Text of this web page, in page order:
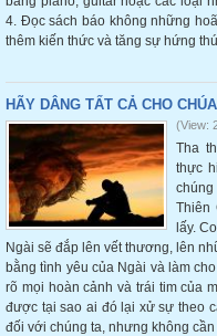
4. Đọc sách báo không những
thêm kiến thức và tăng sự hứng
HÃY DÂNG TẤT CẢ CHO
(View:
Tha
thực
Thiên
lấy.
Ngài sẽ đắp lên vết thương, lên
bằng tình yêu của Ngài và làm
rõ mọi hoàn cảnh và trái tim của
được tại sao ai đó lại xử sự theo
đối với chúng ta, nhưng không